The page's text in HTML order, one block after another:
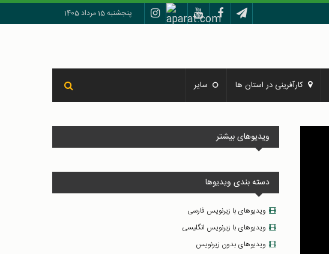
پنجشنبه 15 مرداد 1405
کارآفرینی در استان ها سایر
ویدیوهای بیشتر
دسته بندی ویدیوها
ویدیوهای با زیرنویس فارسی
ویدیوهای با زیرنویس انگلیسی
ویدیوهای بدون زیرنویس